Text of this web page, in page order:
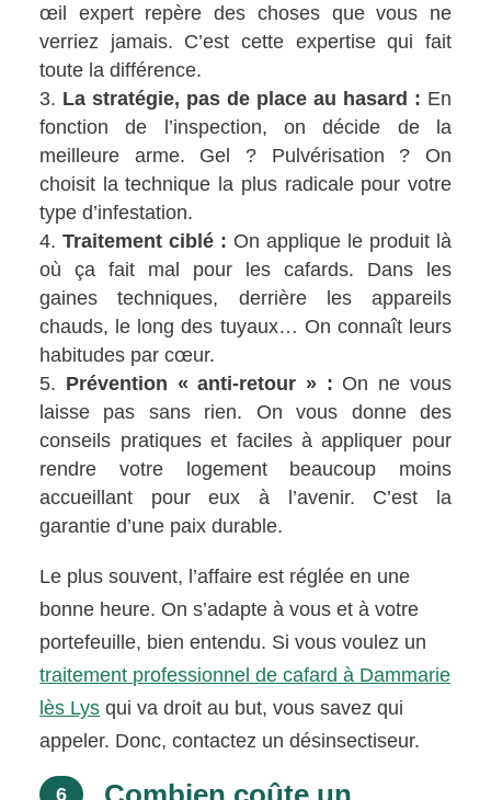
œil expert repère des choses que vous ne
verriez jamais. C’est cette expertise qui fait
toute la différence.
La stratégie, pas de place au hasard : En
fonction de l’inspection, on décide de la
meilleure arme. Gel ? Pulvérisation ? On
choisit la technique la plus radicale pour votre
type d’infestation.
Traitement ciblé : On applique le produit là
où ça fait mal pour les cafards. Dans les
gaines techniques, derrière les appareils
chauds, le long des tuyaux… On connaît leurs
habitudes par cœur.
Prévention « anti-retour » : On ne vous
laisse pas sans rien. On vous donne des
conseils pratiques et faciles à appliquer pour
rendre votre logement beaucoup moins
accueillant pour eux à l’avenir. C’est la
garantie d’une paix durable.
Le plus souvent, l’affaire est réglée en une
bonne heure. On s’adapte à vous et à votre
portefeuille, bien entendu. Si vous voulez un
traitement professionnel de cafard à Dammarie
lès Lys qui va droit au but, vous savez qui
appeler. Donc, contactez un désinsectiseur.
6